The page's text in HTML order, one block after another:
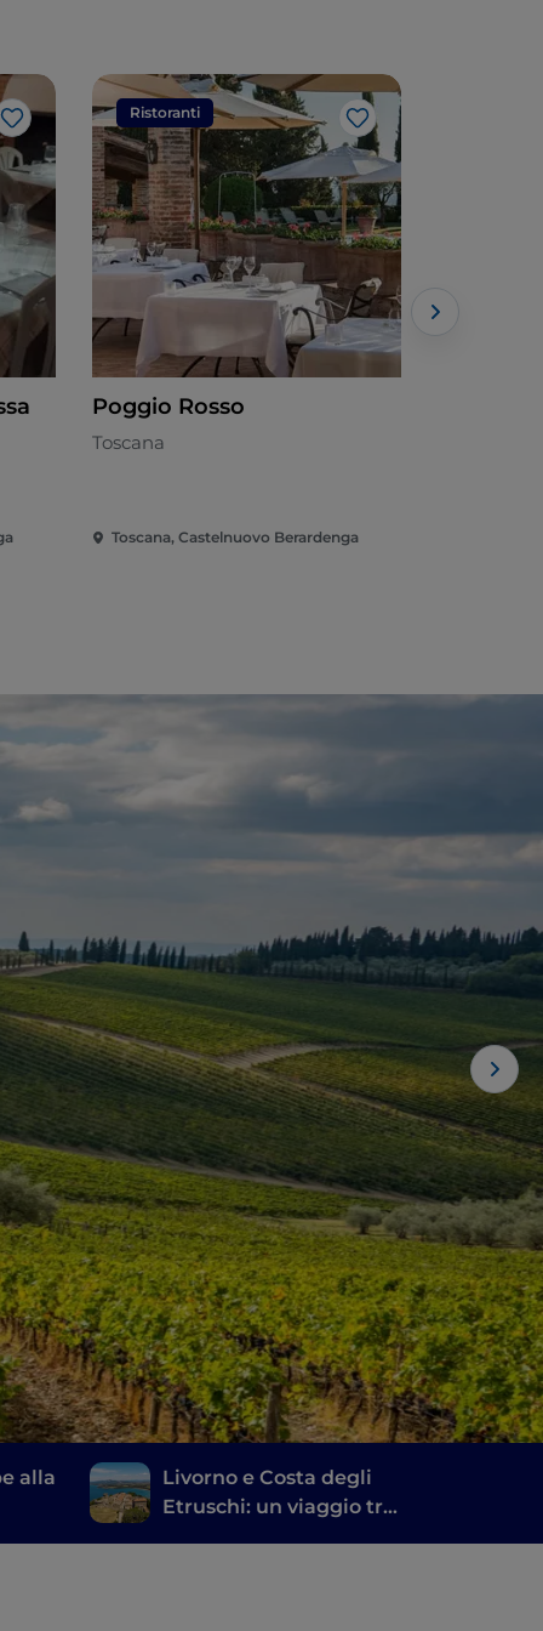
Like
Ristoranti
Like
Poggio Rosso
Toscana
Toscana, Castelnuovo Berardenga
alla
Livorno e Costa degli
Etruschi: un viaggio tra